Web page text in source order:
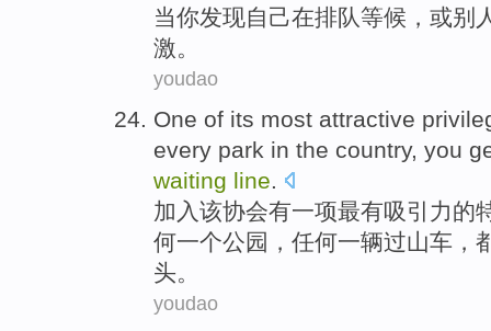
当你发现自己在排队等候， 或别
激。
youdao
One of its most attractive
every park in the country, you
waiting line.
加入该协会有一项最有吸引力的
何一个公园 ，任何一辆过山车 ，
头。
youdao